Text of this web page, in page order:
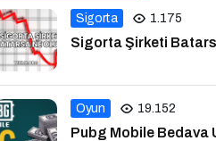
Sigorta 1.175
Sigorta Şirketi
Oyun 19.152
Pubg Mobile Bedava